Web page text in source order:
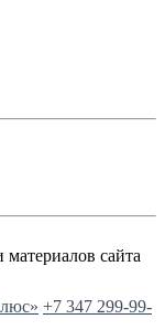
сайта
+7 347 299-99-